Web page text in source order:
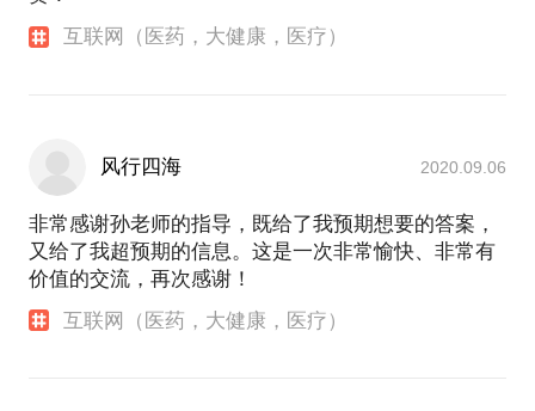
互联网（医药，大健康，医疗）
风行四海 2020.09.06
非常感谢孙老师的指导，既给了我预期想要的答案，
又给了我超预期的信息。这是一次非常愉快、非常有
价值的交流，再次感谢！
互联网（医药，大健康，医疗）